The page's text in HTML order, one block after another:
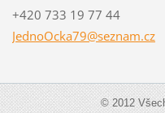
+420 733 19 77 44
JednoOcka79@seznam.cz
© 2012